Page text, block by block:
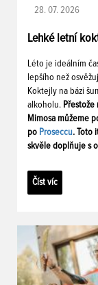
28. 07. 2026
Lehké letní
Léto je ideálním
lepšího než
Koktejly na bázi
alkoholu.
Mimosa můžeme
po Proseccu. Toto
skvěle doplňuje s
Číst víc